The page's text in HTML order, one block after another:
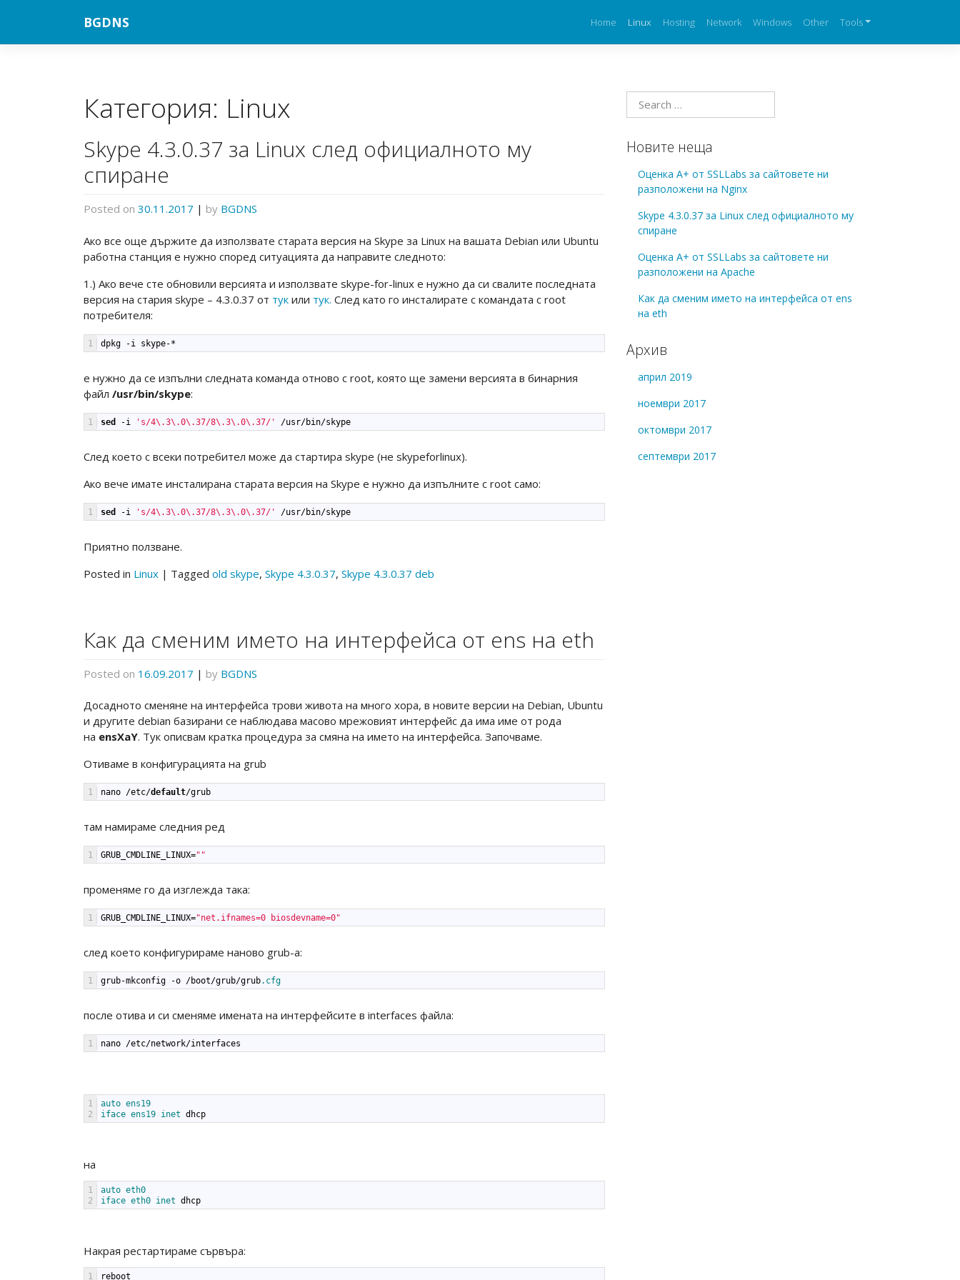
BGDNS Home Linux Hosting Network Windows Other Tools
Категория: Linux
Skype 4.3.0.37 за Linux след официалното му
спиране
Posted on 30.11.2017 | by BGDNS
Ако все още държите да използвате старата версия на Skype за Linux на вашата Debian или Ubuntu
работна станция е нужно според ситуацията да направите следното:
1.) Ако вече сте обновили версията и използвате skype-for-linux е нужно да си свалите последната
версия на стария skype – 4.3.0.37 от тук или тук. След като го инсталирате с командата с root
потребителя:
1 dpkg -i skype-*
е нужно да се изпълни следната команда отново с root, която ще замени версията в бинарния
файл /usr/bin/skype:
1 sed -i 's/4\.3\.0\.37/8\.3\.0\.37/' /usr/bin/skype
След което с всеки потребител може да стартира skype (не skypeforlinux).
Ако вече имате инсталирана старата версия на Skype е нужно да изпълните с root само:
1 sed -i 's/4\.3\.0\.37/8\.3\.0\.37/' /usr/bin/skype
Приятно ползване.
Posted in Linux | Tagged old skype, Skype 4.3.0.37, Skype 4.3.0.37 deb
Как да сменим името на интерфейса от ens на eth
Posted on 16.09.2017 | by BGDNS
Досадното сменяне на интерфейса трови живота на много хора, в новите версии на Debian, Ubuntu
и другите debian базирани се наблюдава масово мрежовият интерфейс да има име от рода
на ensXаY. Тук описвам кратка процедура за смяна на името на интерфейса. Започваме.
Отиваме в конфигурацията на grub
1 nano /etc/default/grub
там намираме следния ред
1 GRUB_CMDLINE_LINUX=""
променяме го да изглежда така:
1 GRUB_CMDLINE_LINUX="net.ifnames=0 biosdevname=0"
след което конфигурираме наново grub-a:
1 grub-mkconfig -o /boot/grub/grub.cfg
после отива и си сменяме имената на интерфейсите в interfaces файла:
1 nano /etc/network/interfaces
1
2
auto ens19
iface ens19 inet dhcp
на
1
2
auto eth0
iface eth0 inet dhcp
Накрая рестартираме сървъра:
1 reboot
Новите неща
Оценка А+ от SSLLabs за сайтовете ни
разположени на Nginx
Skype 4.3.0.37 за Linux след официалното му
спиране
Оценка А+ от SSLLabs за сайтовете ни
разположени на Apache
Как да сменим името на интерфейса от ens
на eth
Архив
април 2019
ноември 2017
октомври 2017
септември 2017